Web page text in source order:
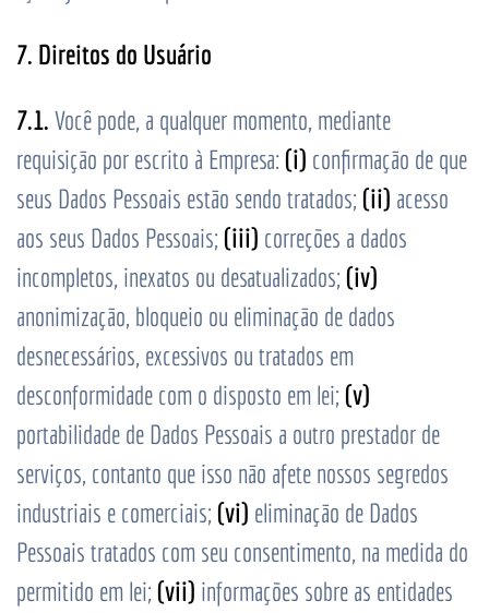
7. Direitos do Usuário
7.1. Você pode, a qualquer momento, mediante
requisição por escrito à Empresa:(i) confirmação de que
seus Dados Pessoais estão sendo tratados; (ii) acesso
aos seus Dados Pessoais; (iii) correções a dados
incompletos, inexatos ou desatualizados; (iv)
anonimização, bloqueio ou eliminação de dados
desnecessários, excessivos ou tratados em
desconformidade com o disposto em lei; (v)
portabilidade de Dados Pessoais a outro prestador de
serviços, contanto que isso não afete nossos segredos
industriais e comerciais; (vi) eliminação de Dados
Pessoais tratados com seu consentimento, na medida do
permitido em lei; (vii) informações sobre as entidades